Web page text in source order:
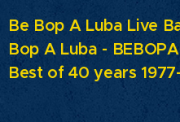
Be Bop A Luba Live
Bop A Luba -
Best of 40 years